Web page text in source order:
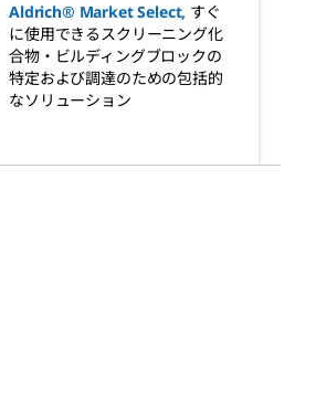
Aldrich® Market Select, すぐ
に使用できるスクリーニング化
合物・ビルディングブロックの
特定および調達のための包括的
なソリューション